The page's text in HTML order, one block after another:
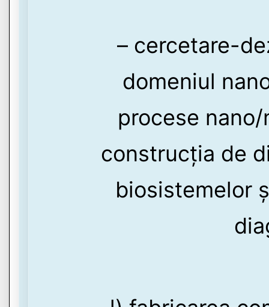
– cercetare-
domeniul
procese
construcția de
biosistemelor